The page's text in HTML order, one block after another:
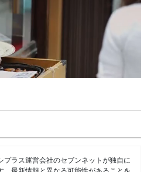
プラス運営会社のセブンネットが独自に